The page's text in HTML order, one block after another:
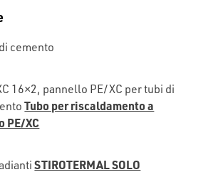
cemento
16×2, pannello PE/XC per tubi di
Tubo per riscaldamento a
PE/XC
STIROTERMAL SOLO